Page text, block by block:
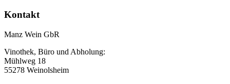
Kontakt
Manz Wein GbR
Vinothek, Büro und Abholung:
Mühlweg 18
55278 Weinolsheim